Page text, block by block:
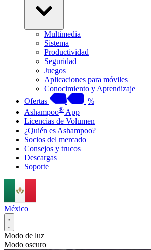
Multimedia
Sistema
Productividad
Seguridad
Juegos
Aplicaciones para móviles
Conocimiento y Aprendizaje
Ofertas
%
Ashampoo® App
Licencias de Volumen
¿Quién es Ashampoo?
Socios del mercado
Consejos y trucos
Descargas
Soporte
México
Modo de luz
Modo oscuro